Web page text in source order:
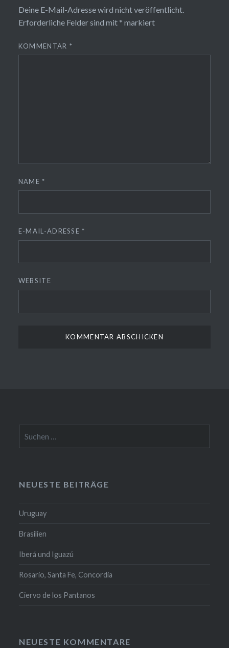
Deine E-Mail-Adresse wird nicht veröffentlicht.
Erforderliche Felder sind mit * markiert
KOMMENTAR *
NAME*
E-MAIL-ADRESSE*
WEBSITE
nach:
NEUESTE BEITRÄGE
Uruguay
Brasilien
Iberá und Iguazú
Rosario, Santa Fe, Concordia
Ciervo de los Pantanos
NEUESTE KOMMENTARE